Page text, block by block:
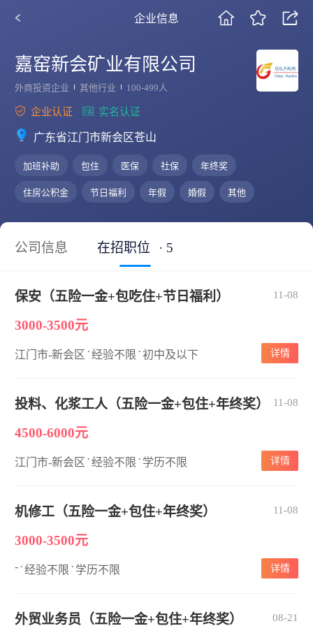
企业信息
嘉窑新会矿业有限公司
外商投资企业 其他行业 100-499人
企业认证 实名认证
广东省江门市新会区苍山
加班补助 包住 医保 社保 年终奖
住房公积金 节日福利 年假 婚假 其他
公司信息 在招职位 · 5
保安（五险一金+包吃住+节日福利） 11-08
3000-3500元
江门市-新会区 ·经验不限 ·初中及以下 详情
投料、化浆工人（五险一金+包住+年终奖） 11-08
4500-6000元
江门市-新会区 ·经验不限 · 学历不限 详情
机修工（五险一金+包住+年终奖） 11-08
3000-3500元
- ·经验不限 · 学历不限 详情
外贸业务员（五险一金+包住+年终奖） 08-21